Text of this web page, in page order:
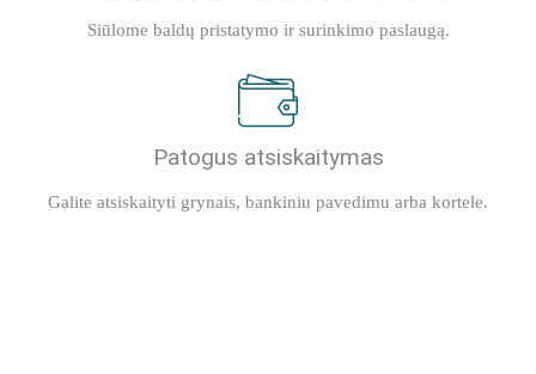
Siūlome baldų pristatymo ir surinkimo paslaugą.
Patogus atsiskaitymas
Galite atsiskaityti grynais, bankiniu pavedimu arba kortele.